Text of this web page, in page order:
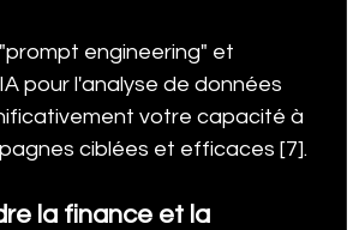
engineering" et
pour l'analyse de données
votre capacité à
ciblées et efficaces [7].
la finance et la